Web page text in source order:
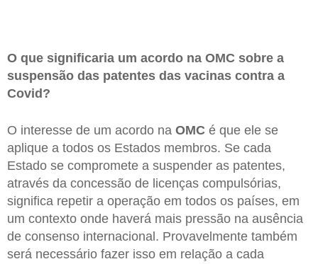
O que significaria um acordo na OMC sobre a
suspensão das patentes das vacinas contra a
Covid?
O interesse de um acordo na OMC é que ele se
aplique a todos os Estados membros. Se cada
Estado se compromete a suspender as patentes,
através da concessão de licenças compulsórias,
significa repetir a operação em todos os países, em
um contexto onde haverá mais pressão na ausência
de consenso internacional. Provavelmente também
será necessário fazer isso em relação a cada